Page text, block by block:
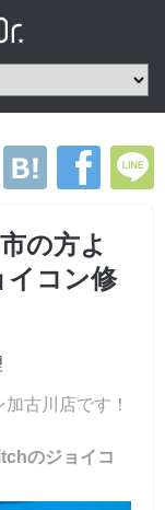
の方よ
イコン修
古川店です！
のジョイコ